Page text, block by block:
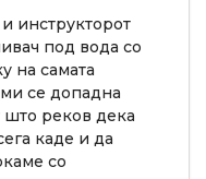
инструкторот
под вода со
на самата
се допадна
што реков дека
каде и да
со